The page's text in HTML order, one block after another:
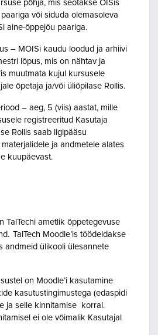
põhja, mis seotakse ÕISis
või siduda olemasoleva
aine-õppejõu paariga.
– MOISi kaudu loodud ja arhiivi
lõpus, mis on nähtav ja
muutmata kujul kursusele
õpetaja ja/või üliõpilase Rollis.
– aeg, 5 (viis) aastat, mille
registreeritud Kasutaja
Rollis saab ligipääsu
ja andmetele alates
kuupäevast.
TalTechi ametlik õppetegevuse
TalTech Moodle’is töödeldakse
andmeid ülikooli ülesannete
on Moodle’i kasutamine
kasutustingimustega (edaspidi
ja selle kinnitamise korral.
ei ole võimalik Kasutajal